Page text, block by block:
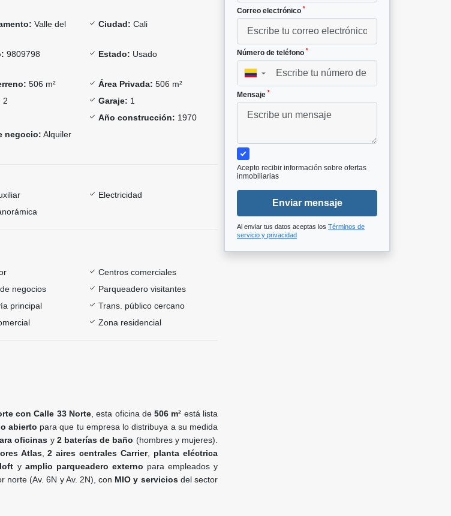
Valle del
Ciudad: Cali
9809798 Estado: Usado
506 m² Área Privada: 506 m²
2 Garaje: 1
Año construcción: 1970
negocio: Alquiler
Electricidad
Centros comerciales
negocios
Parqueadero visitantes
principal
Trans. público cercano
Zona residencial
con Calle 33 Norte, esta oficina de506 m² está lista
abierto para que tu empresa lo distribuya a su medida
oficinas y 2 baterías de baño (hombres y mujeres).
Atlas,2 aires centrales Carrier, planta eléctrica
y amplio parqueadero externo para empleados y
norte (Av. 6N y Av. 2N), con MIO y serviciosdel sector
Correo electrónico *
Número de teléfono *
▼
Mensaje *
Acepto recibir información sobre ofertas
inmobiliarias
Enviar mensaje
Al enviar tus datos aceptas los Términos de
servicio y privacidad